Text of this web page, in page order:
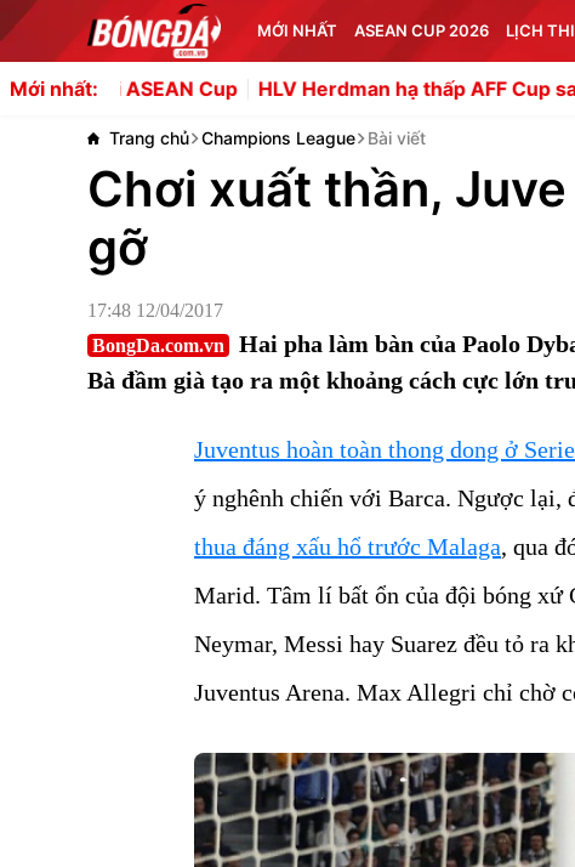
MỚI NHẤT ASEAN CUP 2026 LỊCH
Mới nhất:
Cup HLV Herdman hạ thấp AFF Cup sau thất bại
Trang chủ Champions League Bài viết
Chơi xuất thần,
gỡ
17:48 12/04/2017
BongDa.com.vn
Hai pha làm bàn của Paolo
Bà đầm già tạo ra một khoảng cách cực lớn
Juventus hoàn toàn thong dong ở
ý nghênh chiến với Barca. Ngược lại,
thua đáng xấu hổ trước Malaga, qua
Marid. Tâm lí bất ổn của đội bóng xứ
Neymar, Messi hay Suarez đều tỏ ra
Juventus Arena. Max Allegri chỉ chờ